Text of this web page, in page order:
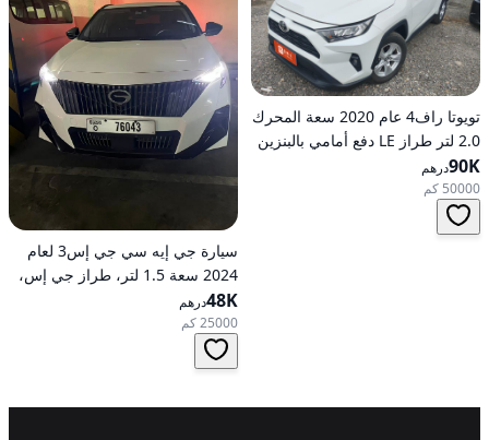
تويوتا راف4 عام 2020 سعة المحرك
2.0 لتر طراز LE دفع أمامي بالبنزين
أوتوماتيكي
90Kدرهم
50000 كم
سيارة جي إيه سي جي إس3 لعام
2024 سعة 1.5 لتر، طراز جي إس،
تعمل بالبنزين، ناقل حركة
أوتوماتيكي، دفع أمامي
48Kدرهم
25000 كم